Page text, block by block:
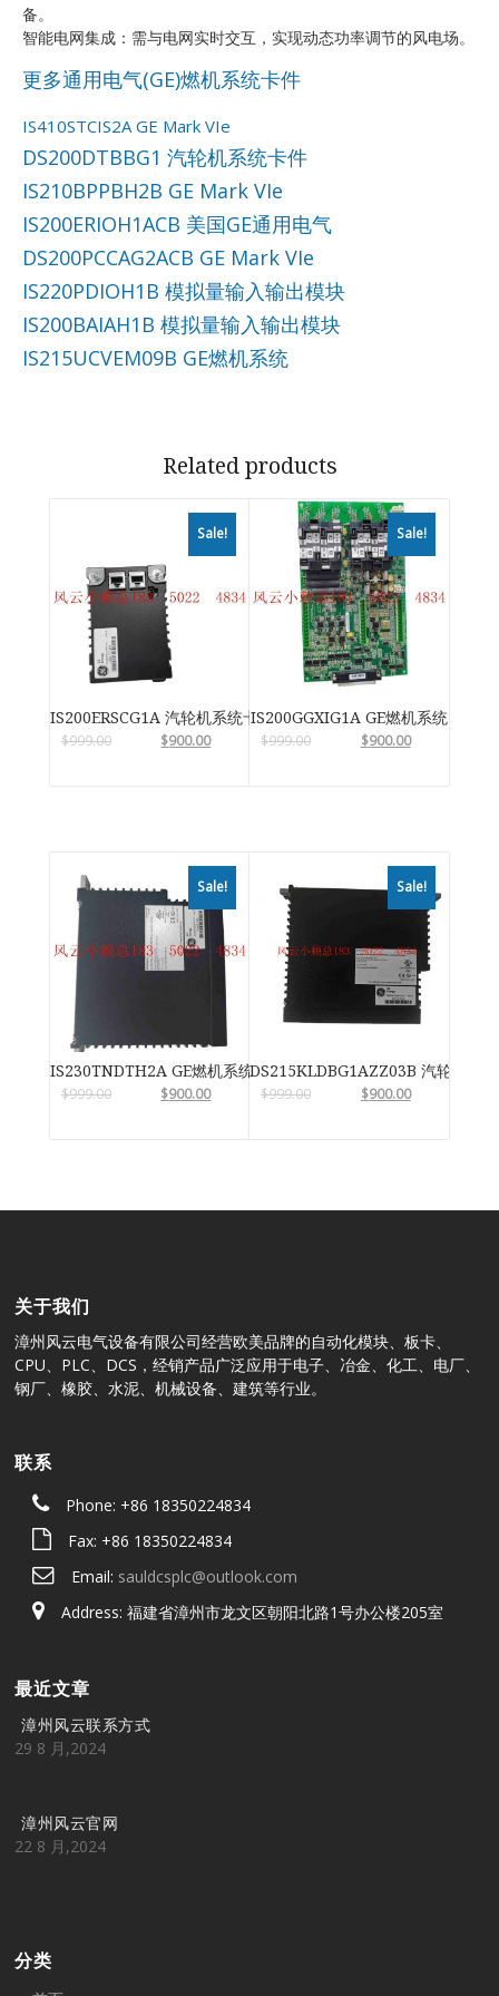
备。
智能电网集成：需与电网实时交互，实现动态功率调节的风电场。
更多通用电气(GE)燃机系统卡件
IS410STCIS2A GE Mark VIe
DS200DTBBG1 汽轮机系统卡件
IS210BPPBH2B GE Mark VIe
IS200ERIOH1ACB 美国GE通用电气
DS200PCCAG2ACB GE Mark VIe
IS220PDIOH1B 模拟量输入输出模块
IS200BAIAH1B 模拟量输入输出模块
IS215UCVEM09B GE燃机系统
Related products
Sale!
IS200ERSCG1A 汽轮机系统卡件
$999.00 $900.00
Sale!
IS200GGXIG1A GE燃机系统
$999.00 $900.00
Sale!
IS230TNDTH2A GE燃机系统
$999.00 $900.00
Sale!
DS215KLDBG1AZZ03B 汽轮机系
$999.00 $900.00
关于我们
漳州风云电气设备有限公司经营欧美品牌的自动化模块、板卡、
CPU、PLC、DCS，经销产品广泛应用于电子、冶金、化工、电厂、
钢厂、橡胶、水泥、机械设备、建筑等行业。
联系
Phone: +86 18350224834
Fax: +86 18350224834
Email: sauldcsplc@outlook.com
Address: 福建省漳州市龙文区朝阳北路1号办公楼205室
最近文章
漳州风云联系方式
29 8 月,2024
漳州风云官网
22 8 月,2024
分类